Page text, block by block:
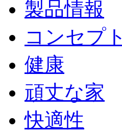
製品情報
コンセプト
健康
頑丈な家
快適性